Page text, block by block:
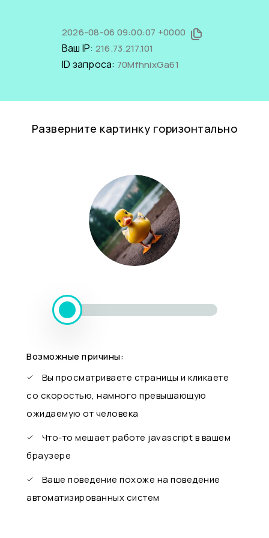
2026-08-06 09:00:07 +0000
Ваш IP: 216.73.217.101
ID запроса: 70MfhnixGa61
Разверните картинку горизонтально
Возможные причины:
Вы просматриваете страницы и кликаете
со скоростью, намного превышающую
ожидаемую от человека
Что-то мешает работе javascript в вашем
браузере
Ваше поведение похоже на поведение
автоматизированных систем